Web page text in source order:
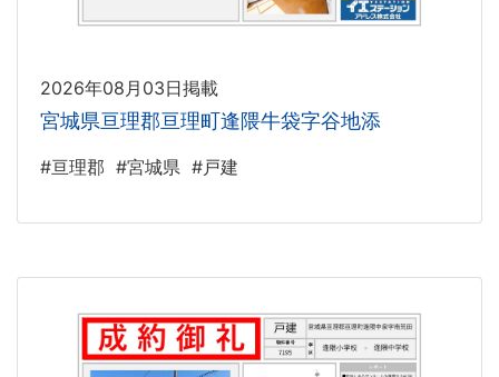
2026年08月03日掲載
宮城県亘理郡亘理町逢隈牛袋字谷地添
#亘理郡 #宮城県 #戸建